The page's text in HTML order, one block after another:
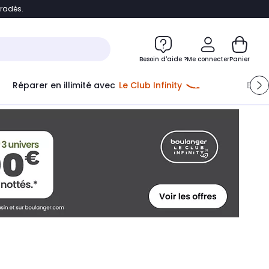
Besoin d'aide ?Me connecterPanier
Réparer en illimité avec Le Club Infinity